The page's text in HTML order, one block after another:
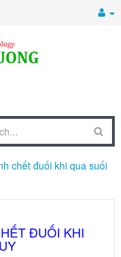
chết đuối khi qua suối
ĐUỐI KHI